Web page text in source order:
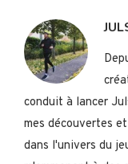
conduit à lancer
mes découvertes
dans l'univers du